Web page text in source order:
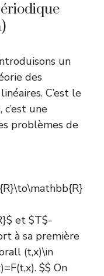
un
des
C’est le
une
problèmes de
et $T$-
à sa première
(t,x)\in
$$ On